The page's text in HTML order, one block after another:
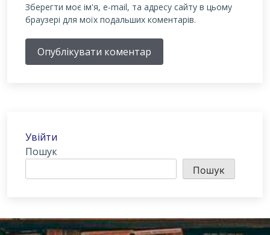
Зберегти моє ім'я, e-mail, та адресу сайту в цьому
браузері для моїх подальших коментарів.
Опублікувати коментар
Увійти
Пошук
Пошук